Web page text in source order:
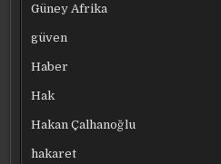
Güney Afrika
güven
Haber
Hak
Hakan Çalhanoğlu
hakaret